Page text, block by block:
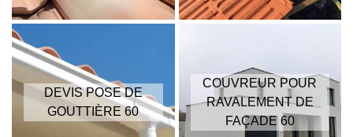
DEVIS POSE DE
GOUTTIÈRE 60
COUVREUR POUR
RAVALEMENT DE
FAÇADE 60